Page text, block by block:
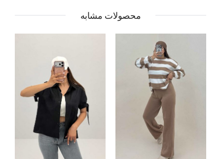
محصولات مشابه